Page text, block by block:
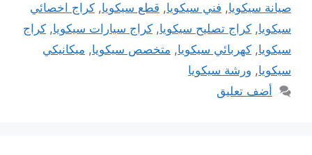
صيانة سيكويا, فني سيكويا, قطع سيكويا, كراج اخصائي
سيكويا, كراج تصليح سيكويا, كراج سيارات سيكويا, كراج
سيكويا, كهربائي سيكويا, متخصص سيكويا, ميكانيكي
سيكويا, ورشة سيكويا
أضف تعليق